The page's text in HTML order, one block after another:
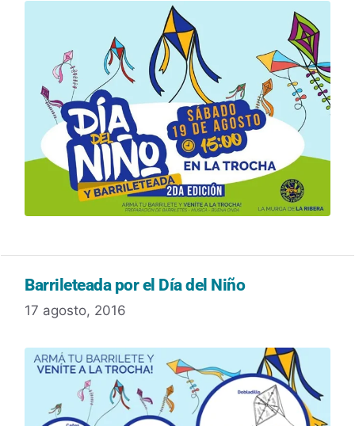
Barrileteada por el Día del Niño
17 agosto, 2016